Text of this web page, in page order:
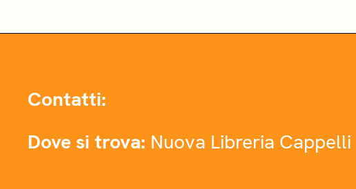
Contatti:
Dove si trova: Nuova Libreria Cappelli